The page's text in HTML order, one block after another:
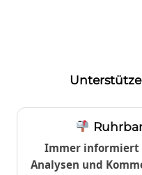
Immer informiert
Analysen und